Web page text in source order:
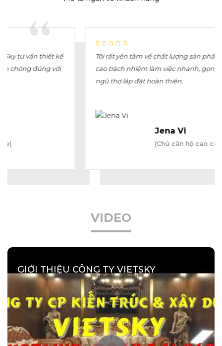
kế
Tôi rất yên tâm về chất lượng sản phẩm và đánh giá
cao trách nhiệm làm việc nhanh, gọn, sạch sẽ của đội
ngũ thợ lắp đặt hoàn thiện.
(Chủ căn hộ cao cấp)
VIDEO
GIỚI THIỆU CÔNG TY VIETSKY